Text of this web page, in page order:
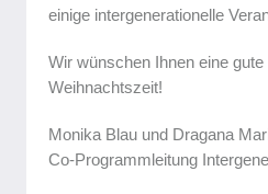
einige intergenerationelle
Wir wünschen Ihnen eine
Weihnachtszeit!
Monika Blau und Dragana
Co-Programmleitung